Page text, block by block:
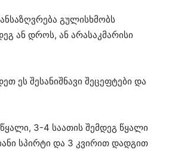
გულისხმობს
ან დროს, ან არასაკმარისი
ეს შესანიშნავი შეცეფტები და
3-4 საათის შემდეგ წყალი
სპირტი და 3 კვირით დადგით